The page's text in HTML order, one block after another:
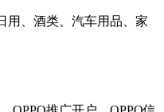
用、酒类、汽车用品、家